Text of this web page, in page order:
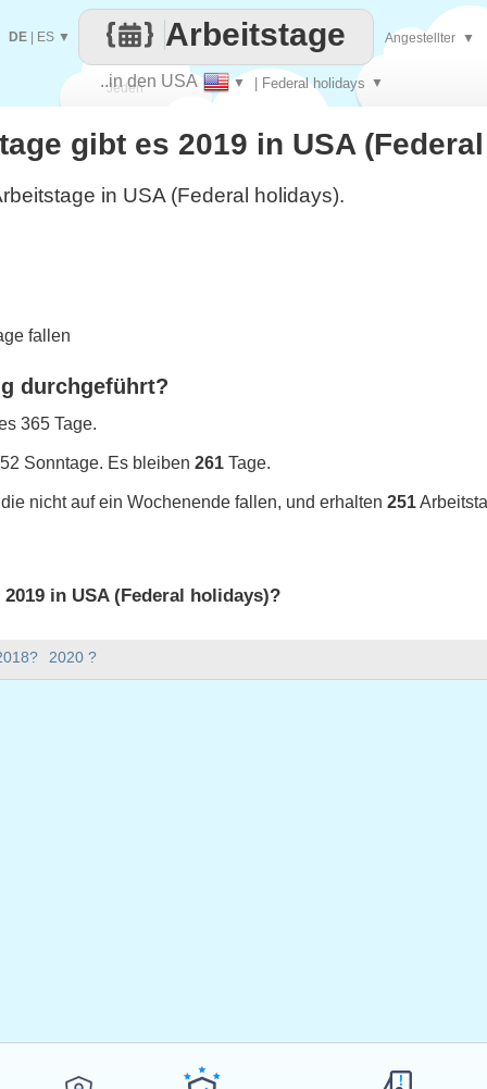
Jeden
Tag
..in den USA ▼ | Federal holidays ▼
Arbeitstage
DE ES ▼ Angestellter ▼
2020 ?
gibt es 2019 in USA
in USA (Federal holidays).
fallen
durchgeführt?
365 Tage.
Sonntage. Es bleiben 261 Tage.
nicht auf ein Wochenende fallen, und erhalten 251
in USA (Federal holidays)?
14, 2019